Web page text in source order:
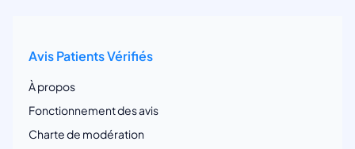
Avis Patients Vérifiés
À propos
Fonctionnement des avis
Charte de modération